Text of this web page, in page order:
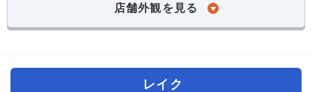
店舗外観を見る
レイク